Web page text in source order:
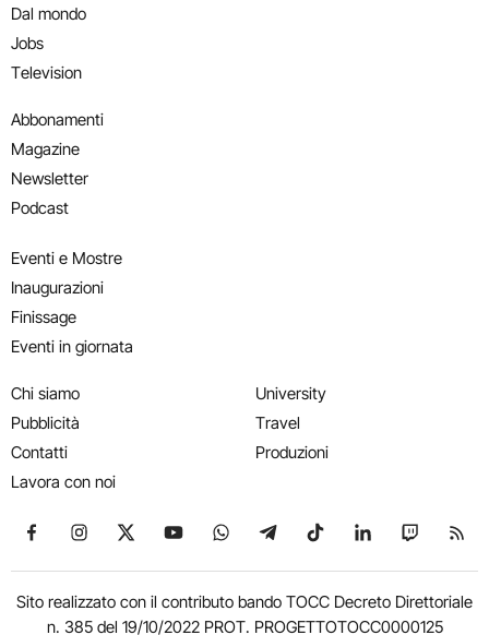
Dal mondo
Jobs
Television
Abbonamenti
Magazine
Newsletter
Podcast
Eventi e Mostre
Inaugurazioni
Finissage
Eventi in giornata
Chi siamo
Pubblicità
Contatti
Lavora con noi
University
Travel
Produzioni
Seguici su Facebook
Seguici su Instagram
Seguici su X
Seguici su YouTube
Seguici su WhatsApp
Seguici su Telegram
Seguici su TikTok
Seguici su
Seguici
Sito realizzato con il contributo bando TOCC Decreto Direttoriale
n. 385 del 19/10/2022 PROT. PROGETTOTOCC0000125